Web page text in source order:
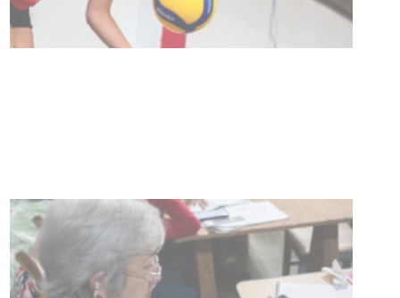
Actualización sobre la agenda de
vacunación contra el
personas en situación de
discapacidad
03-08-2026
POLICIALES